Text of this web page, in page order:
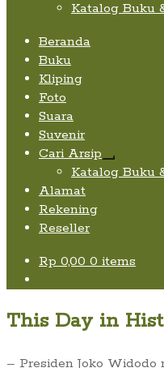
Katalog Buku
Beranda
Buku
Kliping
Foto
Suara
Suvenir
Cari Arsip
Expand
child
Katalog Buku
Alamat
Rekening
Reseller
Rp 0,00 0 items
This Day in
– Presiden Joko